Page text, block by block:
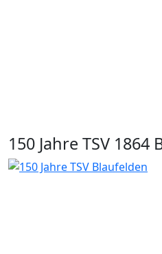
150 Jahre TSV 1864